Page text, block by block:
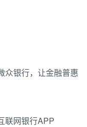
众银行，让金融普惠
联网银行APP